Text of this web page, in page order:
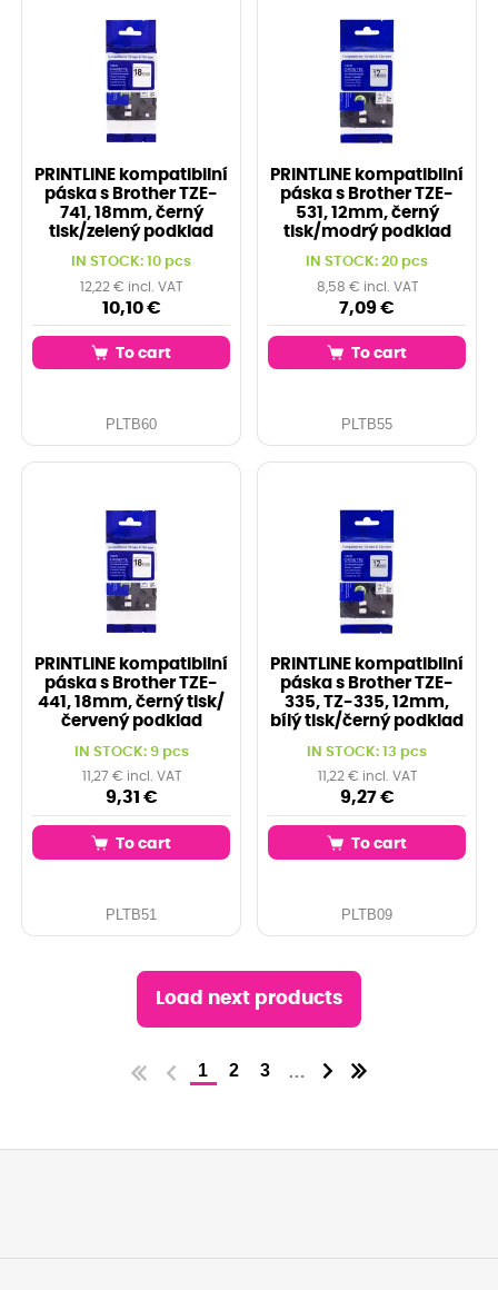
PRINTLINE kompatibilní
páska s Brother TZE-
741, 18mm, černý
tisk/zelený podklad
IN STOCK: 10 pcs
12,22 € incl. VAT
10,10 €
To cart
PLTB60
PRINTLINE kompatibilní
páska s Brother TZE-
531, 12mm, černý
tisk/modrý podklad
IN STOCK: 20 pcs
8,58 € incl. VAT
7,09 €
To cart
PLTB55
PRINTLINE kompatibilní
páska s Brother TZE-
441, 18mm, černý tisk/
červený podklad
IN STOCK: 9 pcs
11,27 € incl. VAT
9,31 €
To cart
PLTB51
PRINTLINE kompatibilní
páska s Brother TZE-
335, TZ-335, 12mm,
bílý tisk/černý podklad
IN STOCK: 13 pcs
11,22 € incl. VAT
9,27 €
To cart
PLTB09
Load next products
1 2 3 …